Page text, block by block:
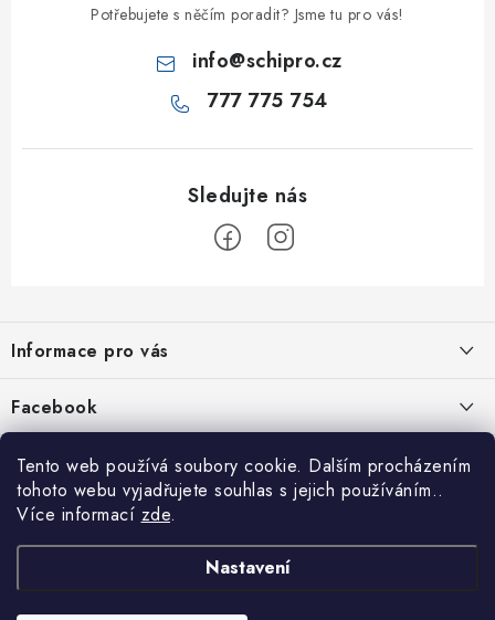
Tento web používá soubory cookie. Dalším procházením
tohoto webu vyjadřujete souhlas s jejich používáním..
Více informací zde.
Nastavení
Potřebujete s něčím poradit? Jsme tu pro vás!
info@schipro.cz
777 775 754
p
a
t
Informace pro vás
Obchodní podmínky
Podmínky ochrany osobních údajů
Reklamace
Facebook